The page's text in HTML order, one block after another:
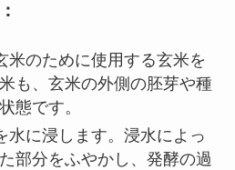
米のために使用する玄米を
も、玄米の外側の胚芽や種
態です。
水に浸します。浸水によっ
部分をふやかし、発酵の過